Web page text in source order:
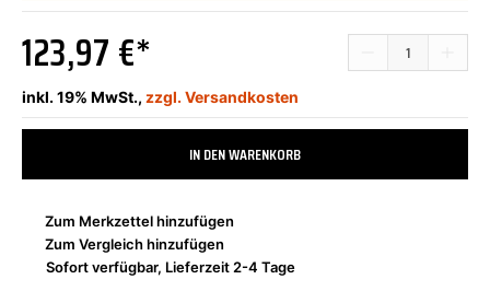
123,97 €*
inkl. 19% MwSt., zzgl. Versandkosten
IN DEN WARENKORB
Zum Merkzettel hinzufügen
Zum Vergleich hinzufügen
Sofort verfügbar, Lieferzeit 2-4 Tage